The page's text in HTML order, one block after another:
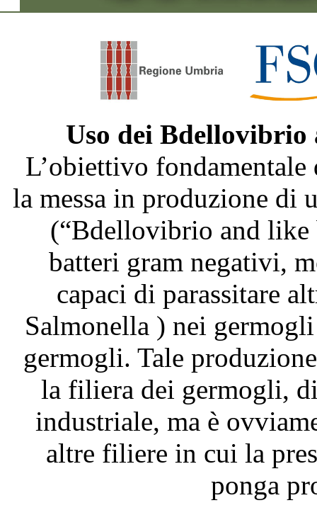
Uso dei
L’obiettivo fondamentale
la messa in produzione di
(“Bdellovibrio and like
batteri gram negativi,
capaci di parassitare
Salmonella ) nei
germogli. Tale
la filiera dei germogli,
industriale, ma è
altre filiere in cui la
ponga